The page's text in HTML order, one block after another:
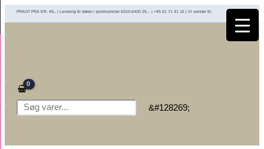
til
FRAGT FRA KR. 49,- | Levering til døren i postnummer 6310-6400 25,- | +45 61 71 41 16 | Vi sender til:
Søg &#128269;